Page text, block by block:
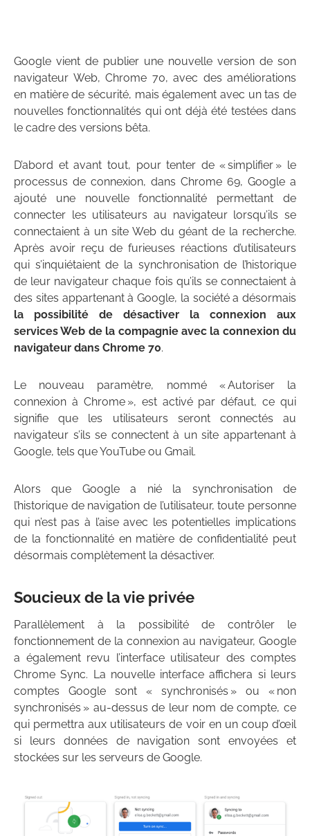
Google vient de publier une nouvelle version de son
navigateur Web, Chrome 70, avec des améliorations
en matière de sécurité, mais également avec un tas de
nouvelles fonctionnalités qui ont déjà été testées dans
le cadre des versions bêta.
D’abord et avant tout, pour tenter de « simplifier » le
processus de connexion, dans Chrome 69, Google a
ajouté une nouvelle fonctionnalité permettant de
connecter les utilisateurs au navigateur lorsqu’ils se
connectaient à un site Web du géant de la recherche.
Après avoir reçu de furieuses réactions d’utilisateurs
qui s’inquiétaient de la synchronisation de l’historique
de leur navigateur chaque fois qu’ils se connectaient à
des sites appartenant à Google, la société a désormais
la possibilité de désactiver la connexion aux
services Web de la compagnie avec la connexion du
navigateur dans Chrome 70.
Le nouveau paramètre, nommé « Autoriser la
connexion à Chrome », est activé par défaut, ce qui
signifie que les utilisateurs seront connectés au
navigateur s’ils se connectent à un site appartenant à
Google, tels que YouTube ou Gmail.
Alors que Google a nié la synchronisation de
l’historique de navigation de l’utilisateur, toute personne
qui n’est pas à l’aise avec les potentielles implications
de la fonctionnalité en matière de confidentialité peut
désormais complètement la désactiver.
Soucieux de la vie privée
Parallèlement à la possibilité de contrôler le
fonctionnement de la connexion au navigateur, Google
a également revu l’interface utilisateur des comptes
Chrome Sync. La nouvelle interface affichera si leurs
comptes Google sont « synchronisés » ou « non
synchronisés » au-dessus de leur nom de compte, ce
qui permettra aux utilisateurs de voir en un coup d’œil
si leurs données de navigation sont envoyées et
stockées sur les serveurs de Google.